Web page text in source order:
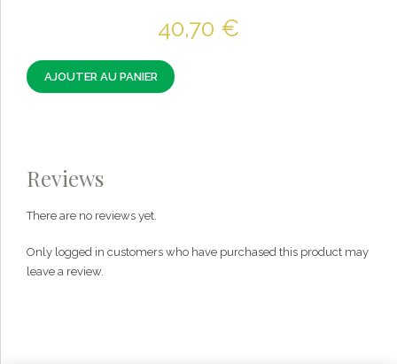
40,70 €
AJOUTER AU PANIER
Reviews
There are no reviews yet.
Only logged in customers who have purchased this product may
leave a review.